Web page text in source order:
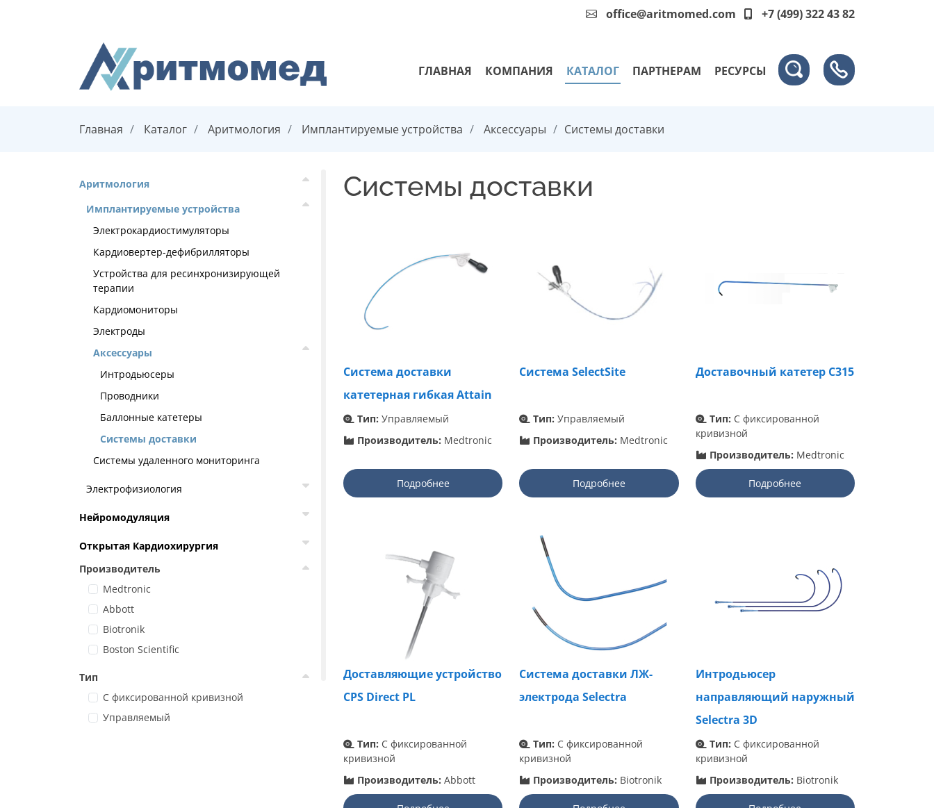
office@aritmomed.com +7 (499) 322 43 82
ГЛАВНАЯ КОМПАНИЯ КАТАЛОГ ПАРТНЕРАМ РЕСУРСЫ
Главная Каталог Аритмология Имплантируемые устройства Аксессуары Системы доставки
Аритмология
Имплантируемые устройства
Электрокардиостимуляторы
Кардиовертер-дефибрилляторы
Устройства для ресинхронизирующей
терапии
Кардиомониторы
Электроды
Аксессуары
Интродьюсеры
Проводники
Баллонные катетеры
Системы доставки
Системы удаленного мониторинга
Электрофизиология
Нейромодуляция
Открытая Кардиохирургия
Производитель
Medtronic
Abbott
Biotronik
Boston Scientific
Тип
С фиксированной кривизной
Управляемый
Системы доставки
Система доставки
катетерная гибкая Attain
Тип: Управляемый
Производитель: Medtronic
Подробнее
Система SelectSite
Тип: Управляемый
Производитель: Medtronic
Подробнее
Доставочный катетер C315
Тип: С фиксированной
кривизной
Производитель: Medtronic
Подробнее
Доставляющие устройство
CPS Direct PL
Тип: С фиксированной
кривизной
Производитель: Abbott
Система доставки ЛЖ-
электрода Selectra
Тип: С фиксированной
кривизной
Производитель: Biotronik
Интродьюсер
направляющий наружный
Selectra 3D
Тип: С фиксированной
кривизной
Производитель: Biotronik